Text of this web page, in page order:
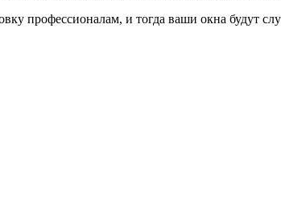
профессионалам, и тогда ваши окна будут